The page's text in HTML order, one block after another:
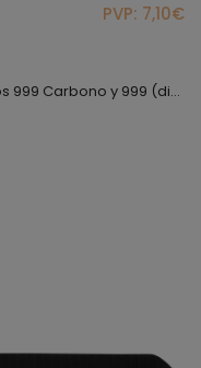
PVP: 7,10€
Correa superior apta para los modelos 999 Carbono y 999 (disponible en color negro)